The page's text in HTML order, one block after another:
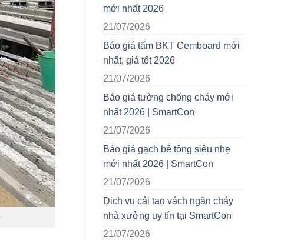
mới nhất 2026
21/07/2026
Báo giá tấm BKT Cemboard mới
nhất, giá tốt 2026
21/07/2026
Báo giá tường chống cháy mới
nhất 2026 | SmartCon
21/07/2026
Báo giá gạch bê tông siêu nhẹ
mới nhất 2026 | SmartCon
21/07/2026
Dịch vụ cải tạo vách ngăn cháy
nhà xưởng uy tín tại SmartCon
21/07/2026